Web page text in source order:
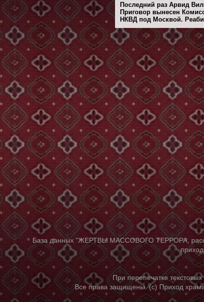
Последний раз Арвид
Приговор вынесен
НКВД под Москвой.
База данных "ЖЕРТВЫ МАССОВОГО ТЕРРОРА,
При перепечатке
Все права защищены. (с) Приход